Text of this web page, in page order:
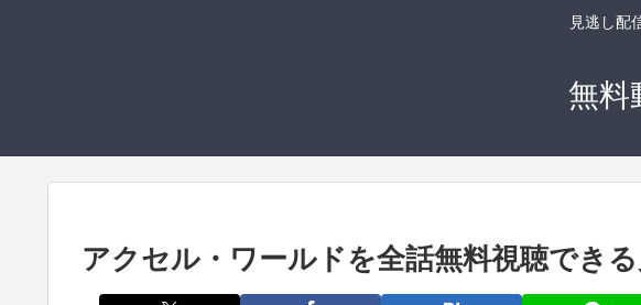
見逃し配
無料
アクセル・ワールドを全話無料視聴でき